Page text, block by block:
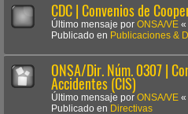
CDC | Convenios de
Último mensaje por ONSA/VE «
Publicado en Publicaciones &
ONSA/Dir. Núm. 0307 |
Accidentes (CIS)
Último mensaje por ONSA/VE «
Publicado en Directivas